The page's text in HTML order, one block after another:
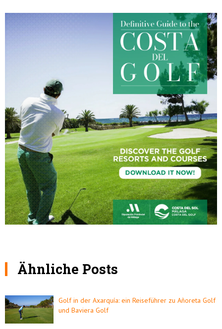
Ähnliche Posts
Golf in der Axarquía: ein Reiseführer zu Añoreta Golf
und Baviera Golf